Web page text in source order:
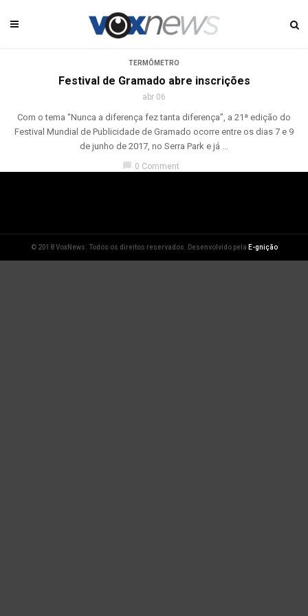
TERMÔMETRO
Festival de Gramado abre inscrições
abr 06
Com o tema “Nunca a diferença fez tanta diferença”, a 21ª edição do
Festival Mundial de Publicidade de Gramado ocorre entre os dias 7 e 9
de junho de 2017, no Serra Park e já ...
chat_bubble 0 Comment
© 2018 VoxNews. Todos os direitos reservados. Desenvolvido pela E-gnição